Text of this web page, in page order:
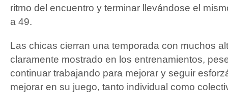
ritmo del encuentro y terminar llevándose el
a 49.
Las chicas cierran una temporada con muchos
claramente mostrado en los entrenamientos,
continuar trabajando para mejorar y seguir
mejorar en su juego, tanto individual como